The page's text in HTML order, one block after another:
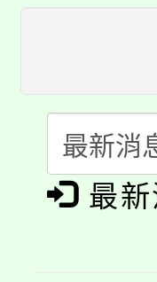
桃園
生本
公告
代理(
公告
代理(
轉知
《
淨零
最新